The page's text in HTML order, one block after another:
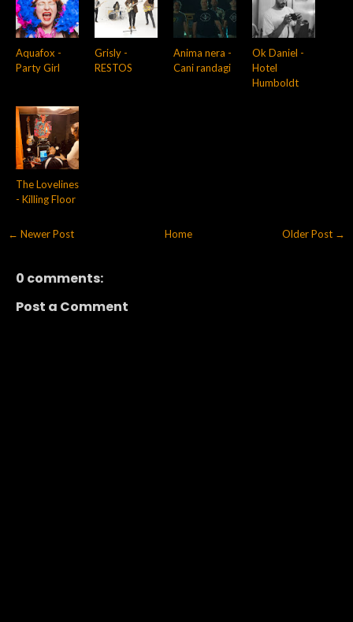
Aquafox -
Party Girl
Grisly -
RESTOS
Anima nera -
Cani randagi
Ok Daniel -
Hotel
Humboldt
The Lovelines
- Killing Floor
← Newer Post Older Post →
Home
0 comments:
Post a Comment